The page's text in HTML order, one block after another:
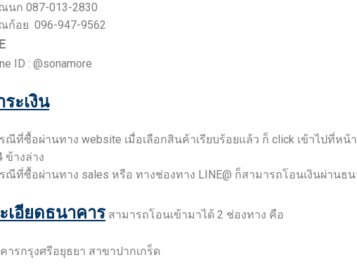
นก 087-013-2830
ก้อย 096-947-9562
ID : @sonamore
ะเงิน
ณีที่ซื้อผ่านทาง website เมื่อเลือกสินค้าเรียบร้อยแล้ว ก็ click เข้าไปที่หน้
ข้างล่าง
ณีที่ซื้อผ่านทาง sales หรือ ทางช่องทาง LINE@ ก็สามารถโอนเงินผ่านธ
เอียดธนาคาร สามารถโอนเข้ามาได้ 2 ช่องทาง คือ
ารกรุงศรีอยุธยา สาขาปากเกร็ด